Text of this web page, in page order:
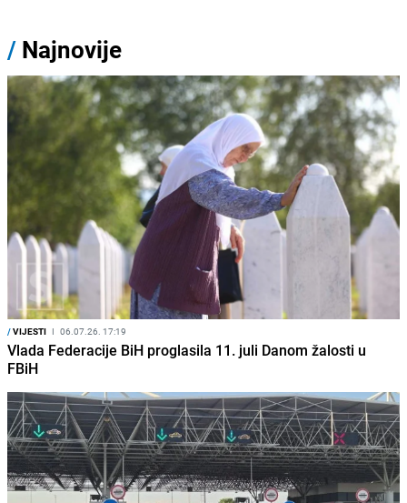
/ Najnovije
/VIJESTI I 06.07.26. 17:19
Vlada Federacije BiH proglasila 11. juli Danom žalosti u
FBiH